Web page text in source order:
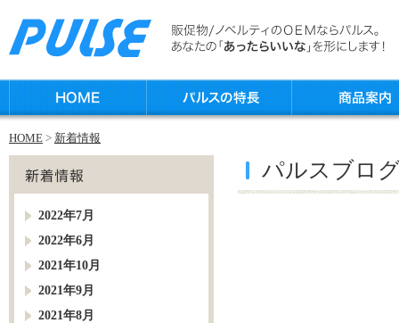
HOME > 新着情報
2022年7月
2022年6月
2021年10月
2021年9月
2021年8月
パルスブロ